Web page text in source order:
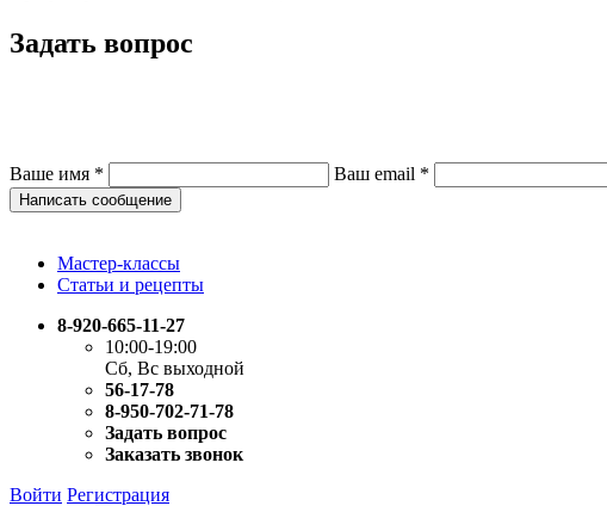
Задать вопрос
Ваше имя * Ваш email *
Написать сообщение
Мастер-классы
Статьи и рецепты
8-920-665-11-27
10:00-19:00
Сб, Вс выходной
56-17-78
8-950-702-71-78
Задать вопрос
Заказать звонок
Войти Регистрация